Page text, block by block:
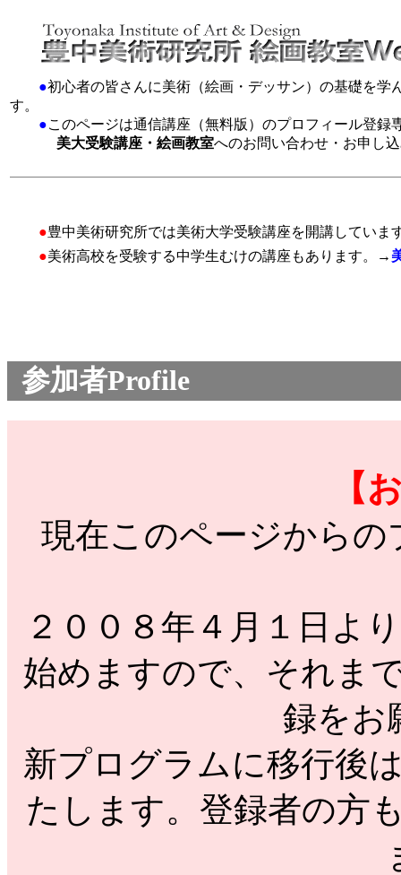
●初心者の皆さんに美術（絵画・デッサン）の基礎を
す。
●このページは通信講座（無料版）のプロフィール登録
美大受験講座・絵画教室へのお問い合わせ・お申し
●豊中美術研究所では美術大学受験講座を開講していま
●美術高校を受験する中学生むけの講座もあります。→
参加者Profile
【
現在このページから
２００８年４月１日よ
始めますので、それま
録をお
新プログラムに移行後
たします。登録者の方